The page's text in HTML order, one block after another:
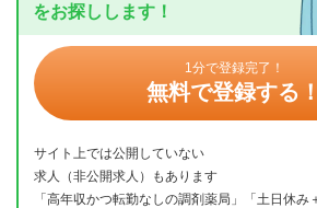
をお探しします！
1分で登録完了！
無料で登録する！
サイト上では公開していない
求人（非公開求人）もあります
「高年収かつ転勤なしの調剤薬局」「土日休み